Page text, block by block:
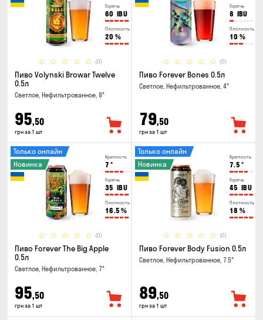
Горечь
60 IBU
Плотность
20 %
(0)
Пиво Volynski Browar Twelve
0.5л
Светлое, Нефильтрованное, 8°
95,50
грн за 1 шт
Горечь
8 IBU
Плотность
10 %
(0)
Пиво Forever Bones 0.5л
Светлое, Нефильтрованное, 4°
79,50
грн за 1 шт
Крепость
7 °
Горечь
35 IBU
Плотность
16.5 %
(0)
Только онлайн
Новинка
Пиво Forever The Big Apple
0.5л
Светлое, Нефильтрованное, 7°
95,50
грн за 1 шт
Крепость
7.5 °
Горечь
45 IBU
Плотность
18 %
(0)
Только онлайн
Новинка
Пиво Forever Body Fusion 0.5л
Светлое, Нефильтрованное, 7.5°
89,50
грн за 1 шт